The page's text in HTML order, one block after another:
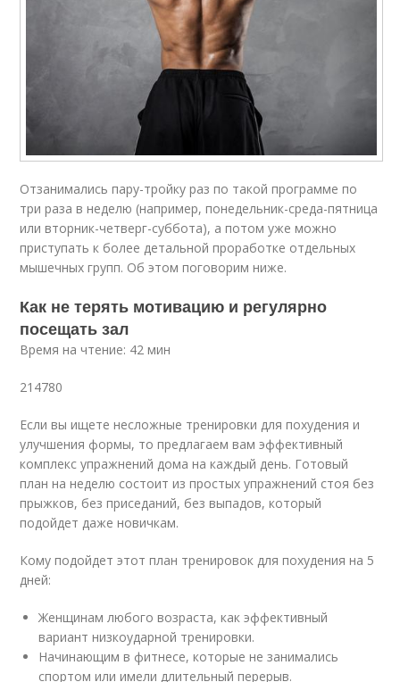
Отзанимались пару-тройку раз по такой программе по
три раза в неделю (например, понедельник-среда-пятница
или вторник-четверг-суббота), а потом уже можно
приступать к более детальной проработке отдельных
мышечных групп. Об этом поговорим ниже.
Как не терять мотивацию и регулярно
посещать зал
Время на чтение: 42 мин
214780
Если вы ищете несложные тренировки для похудения и
улучшения формы, то предлагаем вам эффективный
комплекс упражнений дома на каждый день. Готовый
план на неделю состоит из простых упражнений стоя без
прыжков, без приседаний, без выпадов, который
подойдет даже новичкам.
Кому подойдет этот план тренировок для похудения на 5
дней:
Женщинам любого возраста, как эффективный
вариант низкоударной тренировки.
Начинающим в фитнесе, которые не занимались
спортом или имели длительный перерыв.